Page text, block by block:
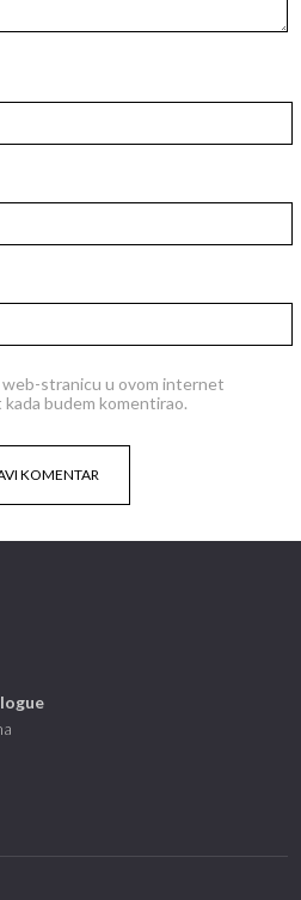
web-stranicu u ovom internet
budem komentirao.